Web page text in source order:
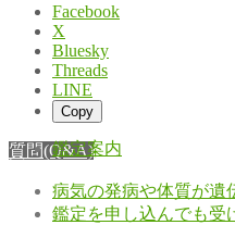
鑑定案内
Facebook
X
Bluesky
Threads
LINE
Copy
質問(Q&A)
病気の発病や体質が遺
鑑定を申し込んでも受